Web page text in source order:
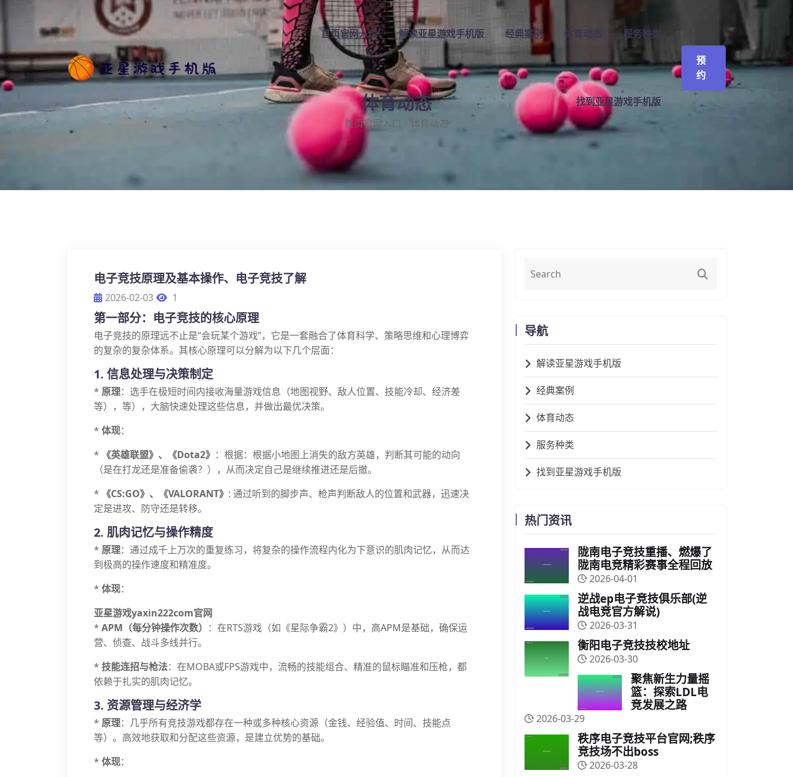
首页官网入口 解读亚星游戏手机版 经典案例 体育动态 服务种类
找到亚星游戏手机版
预
约
体育动态
首页官网入口 体育动态
电子竞技原理及基本操作、电子竞技了解
2026-02-03 1
第一部分：电子竞技的核心原理
电子竞技的原理远不止是“会玩某个游戏”，它是一套融合了体育科学、策略思维和心理博弈
的复杂的复杂体系。其核心原理可以分解为以下几个层面：
1. 信息处理与决策制定
* 原理：选手在极短时间内接收海量游戏信息（地图视野、敌人位置、技能冷却、经济差
等），等），大脑快速处理这些信息，并做出最优决策。
* 体现：
* 《英雄联盟》、《Dota2》 ：根据：根据小地图上消失的敌方英雄，判断其可能的动向
（是在打龙还是准备偷袭？），从而决定自己是继续推进还是后撤。
* 《CS:GO》、《VALORANT》 : 通过听到的脚步声、枪声判断敌人的位置和武器，迅速决
定是进攻、防守还是转移。
2. 肌肉记忆与操作精度
* 原理：通过成千上万次的重复练习，将复杂的操作流程内化为下意识的肌肉记忆，从而达
到极高的操作速度和精准度。
* 体现：
亚星游戏yaxin222com官网
* APM（每分钟操作次数） ：在RTS游戏（如《星际争霸2》）中，高APM是基础，确保运
营、侦查、战斗多线并行。
* 技能连招与枪法：在MOBA或FPS游戏中，流畅的技能组合、精准的鼠标瞄准和压枪，都
依赖于扎实的肌肉记忆。
3. 资源管理与经济学
* 原理：几乎所有竞技游戏都存在一种或多种核心资源（金钱、经验值、时间、技能点
等）。高效地获取和分配这些资源，是建立优势的基础。
* 体现：
导航
解读亚星游戏手机版
经典案例
体育动态
服务种类
找到亚星游戏手机版
热门资讯
陇南电子竞技重播、燃爆了
陇南电竞精彩赛事全程回放
2026-04-01
逆战ep电子竞技俱乐部(逆
战电竞官方解说)
2026-03-31
衡阳电子竞技技校地址
2026-03-30
聚焦新生力量摇
篮：探索LDL电
竞发展之路
2026-03-29
秩序电子竞技平台官网;秩序
竞技场不出boss
2026-03-28